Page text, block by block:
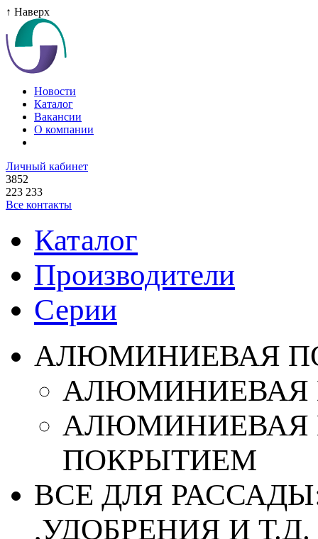
↑ Наверх
Новости
Каталог
Вакансии
О компании
Личный кабинет
3852
223 233
Все контакты
Каталог
Производители
Серии
АЛЮМИНИЕВАЯ
АЛЮМИНИЕВАЯ
АЛЮМИНИЕВАЯ
ПОКРЫТИЕМ
ВСЕ ДЛЯ
,УДОБРЕНИЯ И Т.Д.